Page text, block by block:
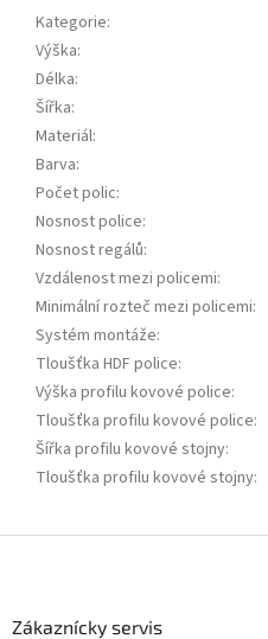
Kategorie:
Výška:
Délka:
Šířka:
Materiál:
Barva:
Počet polic:
Nosnost police:
Nosnost regálů:
Vzdálenost mezi policemi:
Minimální rozteč mezi policemi:
Systém montáže:
Tloušťka HDF police:
Výška profilu kovové police:
Tloušťka profilu kovové police:
Šířka profilu kovové stojny:
Tloušťka profilu kovové stojny:
Zákaznícky servis